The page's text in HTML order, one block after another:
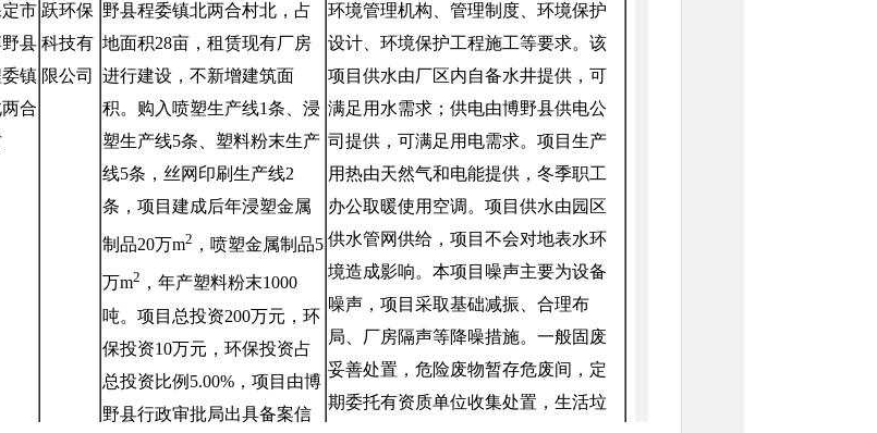
市
县
镇
合
跃环保
科技有
限公司
野县程委镇北两合村北，占
地面积28亩，租赁现有厂房
进行建设，不新增建筑面
积。购入喷塑生产线1条、浸
塑生产线5条、塑料粉末生产
线5条，丝网印刷生产线2
条，项目建成后年浸塑金属
制品20万m2 ，喷塑金属制品5
万m2 ，年产塑料粉末1000
吨。项目总投资200万元，环
保投资10万元， 环保投资占
总投资比例 5.00% ， 项目由博
野县行政审批局出具备案信
环境管理机构、管理制度、环境保护
设计、环境保护工程施工等要求。该
项目供水由厂区内自备水井提供 ，可
满足用水需求；供电由博野县供电公
司 提供，可满足用电需求。 项目生产
用热由天然气和电能提供，冬季职工
办公取暖使用空调。项目 供水由园区
供水管网供给 ，项目不会对地表水环
境造成影响。本项目 噪声主要为设备
噪声，项目采取基础减振、合理布
局、厂房隔声等降噪措施。一般固废
妥善处置， 危险废物暂存危废间，定
期委托有资质单位收集处置， 生活垃